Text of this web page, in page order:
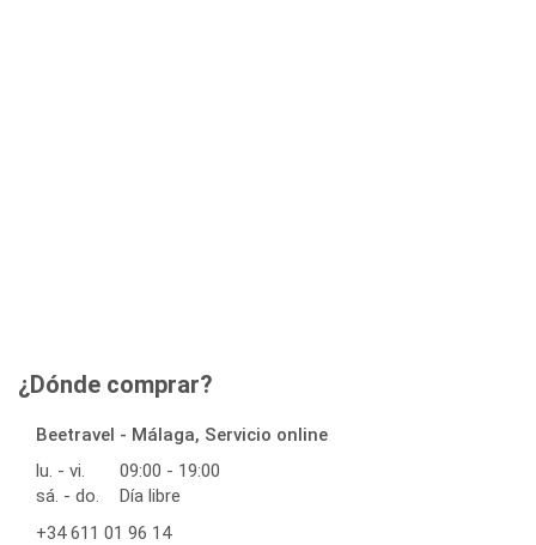
¿Dónde comprar?
Beetravel - Málaga, Servicio online
lu. - vi.
09:00 - 19:00
sá. - do.
Día libre
+34 611 01 96 14